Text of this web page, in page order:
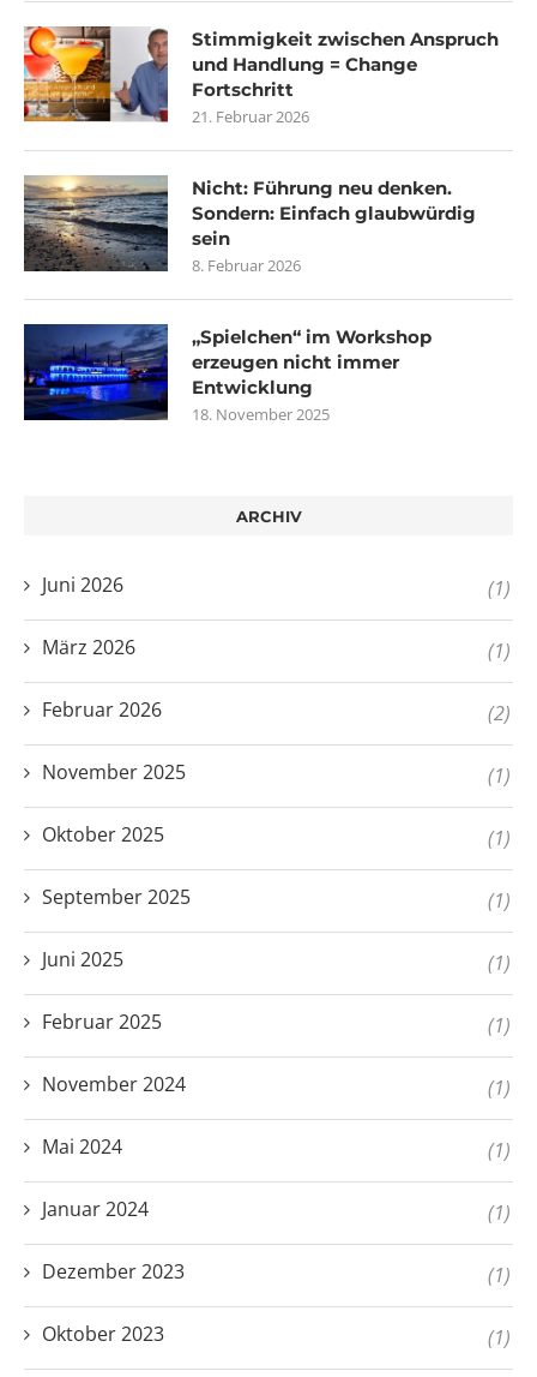
Stimmigkeit zwischen Anspruch
und Handlung = Change
Fortschritt
21. Februar 2026
Nicht: Führung neu denken.
Sondern: Einfach glaubwürdig
sein
8. Februar 2026
„Spielchen“ im Workshop
erzeugen nicht immer
Entwicklung
18. November 2025
ARCHIV
Juni 2026 (1)
März 2026 (1)
Februar 2026 (2)
November 2025 (1)
Oktober 2025 (1)
September 2025 (1)
Juni 2025 (1)
Februar 2025 (1)
November 2024 (1)
Mai 2024 (1)
Januar 2024 (1)
Dezember 2023 (1)
Oktober 2023 (1)